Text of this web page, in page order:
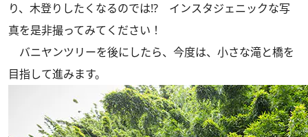
り、木登りしたくなるのでは!? インスタジェニックな写
真を是非撮ってみてください！
バニヤンツリーを後にしたら、今度は、小さな滝と橋を
目指して進みます。